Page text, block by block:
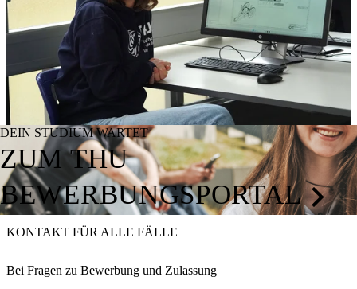
DEIN STUDIUM WARTET
ZUM THU
BEWERBUNGSPORTAL
KONTAKT FÜR ALLE FÄLLE
Bei Fragen zu Bewerbung und Zulassung